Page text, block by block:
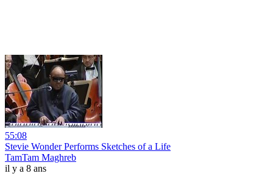
55:08
Stevie Wonder Performs Sketches of a Life
TamTam Maghreb
il y a 8 ans